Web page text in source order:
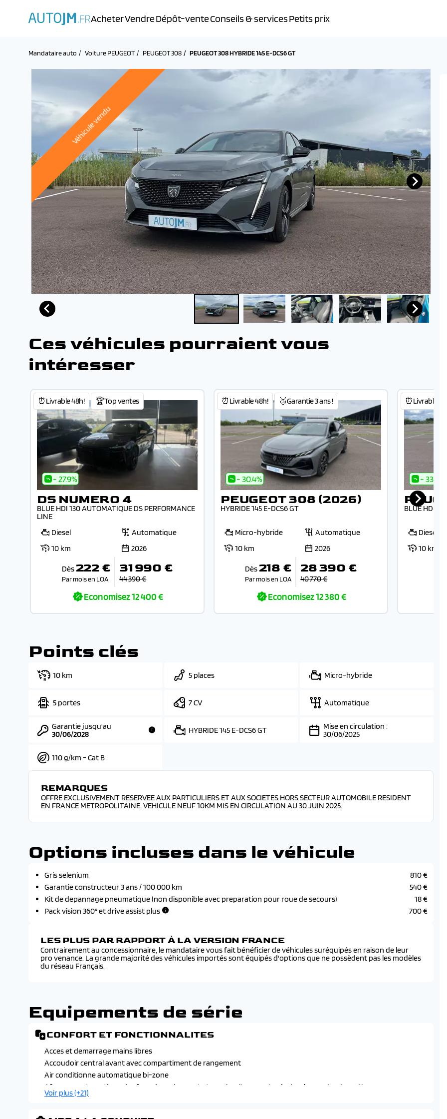
AcheterVendreDépôt-venteConseils & servicesPetits prix
Mandataire auto Voiture PEUGEOT PEUGEOT 308 PEUGEOT 308 HYBRIDE 145 E-DCS6 GT
Véhicule vendu
Ces véhicules pourraient vous
intéresser
⏰Livrable 48h! 🏆Top ventes
- 27.9%
DS NUMERO 4
BLUE HDI 130 AUTOMATIQUE DS PERFORMANCE
LINE
Diesel
Automatique
10 km
2026
Dès 222 €
Par mois en LOA
31 990 €
44 390 €
Economisez12 400 €
⏰Livrable 48h! 🥉Garantie 3 ans !
- 30.4%
PEUGEOT 308 (2026)
HYBRIDE 145 E-DCS6 GT
Micro-hybride
Automatique
10 km
2026
Dès 218 €
Par mois en LOA
28 390 €
40 770 €
Economisez12 380 €
⏰Livrable 48h!
- 33%
BLUE HDI
Diesel
10 km
Points clés
10 km 5 places Micro-hybride
5 portes 7 CV Automatique
Garantie jusqu'au
30/06/2028
HYBRIDE 145 E-DCS6 GT
Mise en circulation :
30/06/2025
110 g/km - Cat B
REMARQUES
OFFRE EXCLUSIVEMENT RESERVEE AUX PARTICULIERS ET AUX SOCIETES HORS SECTEUR AUTOMOBILE RESIDENT
EN FRANCE METROPOLITAINE. VEHICULE NEUF 10KM MIS EN CIRCULATION AU 30 JUIN 2025.
Options incluses dans le véhicule
Gris selenium
810 €
Garantie constructeur 3 ans / 100 000 km
540 €
Kit de depannage pneumatique (non disponible avec preparation pour roue de secours)
18 €
Pack vision 360° et drive assist plus
700 €
LES PLUS PAR RAPPORT À LA VERSION FRANCE
Contrairement au concessionnaire, le mandataire vous fait bénéficier de véhicules suréquipés en raison de leur
pro venance. La grande majorité des véhicules importés sont équipés d'options que ne possèdent pas les modèles
du réseau Français.
Equipements de série
CONFORT ET FONCTIONNALITES
Acces et demarrage mains libres
Accoudoir central avant avec compartiment de rangement
Air conditionne automatique bi-zone
Allumage automatique des feux de croisement et essuie-vitre avant a declenchement automatique
Banquette arriere rabattable 2/3 - 1/3
Voir plus (+21)